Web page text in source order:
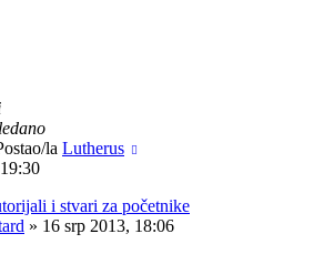
la Lutherus
i stvari za početnike
» 16 srp 2013, 18:06